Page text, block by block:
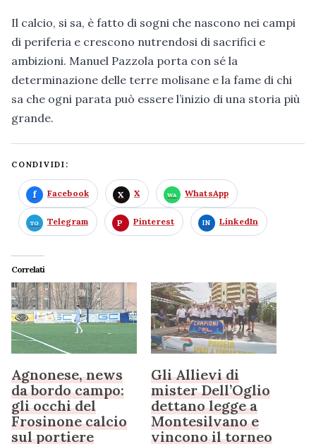
Il calcio, si sa, è fatto di sogni che nascono nei campi
di periferia e crescono nutrendosi di sacrifici e
ambizioni. Manuel Pazzola porta con sé la
determinazione delle terre molisane e la fame di chi
sa che ogni parata può essere l’inizio di una storia più
grande.
CONDIVIDI:
Facebook X WhatsApp
Telegram Pinterest LinkedIn
Correlati
Agnonese, news
da bordo campo:
gli occhi del
Frosinone calcio
sul portiere
Gli Allievi di
mister Dell’Oglio
dettano legge a
Montesilvano e
vincono il torneo